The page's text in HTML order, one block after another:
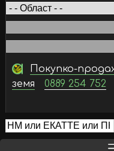
Покупко-
земя
0889 254 752
S
Т
ъ